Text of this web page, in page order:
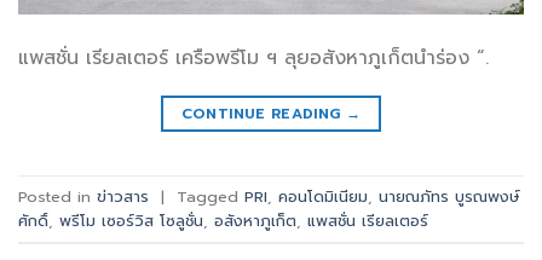
แพสชั่น เรียลเตอร์ เครือพรีโม ฯ ลุยอสังหาภูเก็ตนำร่อง “.
CONTINUE READING →
Posted in ข่าวสาร | Tagged PRI คอนโดมิเนียม นายณภัทร บูรณพงษ์
ศักดิ์ พรีโม เซอร์วิส โซลูชั่น อสังหาภูเก็ต แพสชั่น เรียลเตอร์